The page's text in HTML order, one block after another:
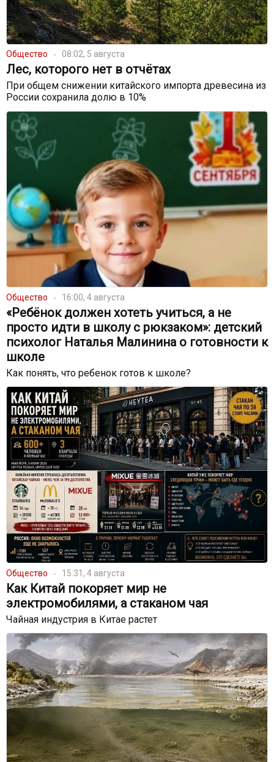
Общество 08:02, 5 августа
Лес, которого нет в отчётах
При общем снижении китайского импорта древесина из
России сохранила долю в 10%
Общество 16:00, 4 августа
«Ребёнок должен хотеть учиться, а не
просто идти в школу с рюкзаком»: детский
психолог Наталья Малинина о готовности к
школе
Как понять, что ребенок готов к школе?
Общество 15:31, 4 августа
Как Китай покоряет мир не
электромобилями, а стаканом чая
Чайная индустрия в Китае растет